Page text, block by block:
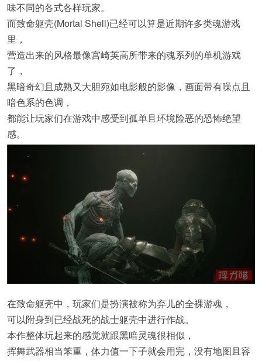
味不同的各式各样玩家。
而致命躯壳(Mortal Shell)已经可以算是近期许多类魂游戏
里，
营造出来的风格最像宫崎英高所带来的魂系列的单机游戏
了，
黑暗奇幻且成熟又大胆宛如电影般的影像，画面带有噪点且
暗色系的色调，
都能让玩家们在游戏中感受到孤单且环境险恶的恐怖绝望
感。
在致命躯壳中，玩家们是扮演被称为弃儿的全裸游魂，
可以附身到已经战死的战士躯壳中进行作战。
本作整体玩起来的感觉就跟黑暗灵魂很相似，
挥舞武器相当笨重，体力值一下子就会用完，没有地图且容